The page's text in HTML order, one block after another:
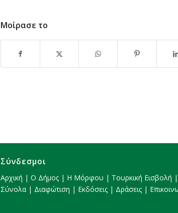
Μοίρασε το
Σύνδεσμοι
Αρχική | Ο Δήμος | Η Μόρφου | Τουρκική Εισβολή |
Σύνολα | Διαφώτιση | Εκδόσεις | Δράσεις |